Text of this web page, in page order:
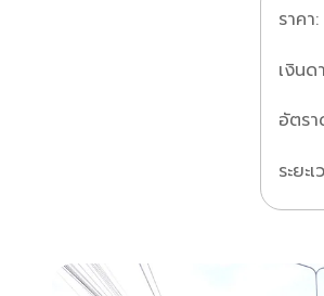
ราคา:
เงินด
อัตร
ระยะ